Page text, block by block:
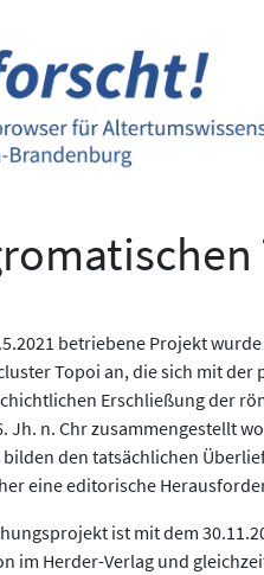
betriebene Projekt
Topoi an, die sich mit
Erschließung der
Jh. n. Chr zusammengestellt
den tatsächlichen
eine editorische
ist mit dem
im Herder-Verlag und